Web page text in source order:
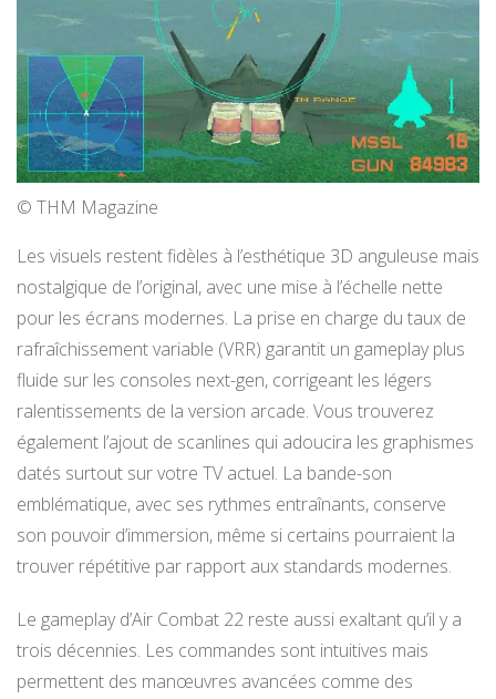
© THM Magazine
Les visuels restent fidèles à l’esthétique 3D anguleuse mais
nostalgique de l’original, avec une mise à l’échelle nette
pour les écrans modernes. La prise en charge du taux de
rafraîchissement variable (VRR) garantit un gameplay plus
fluide sur les consoles next-gen, corrigeant les légers
ralentissements de la version arcade. Vous trouverez
également l’ajout de scanlines qui adoucira les graphismes
datés surtout sur votre TV actuel. La bande-son
emblématique, avec ses rythmes entraînants, conserve
son pouvoir d’immersion, même si certains pourraient la
trouver répétitive par rapport aux standards modernes.
Le gameplay d’Air Combat 22 reste aussi exaltant qu’il y a
trois décennies. Les commandes sont intuitives mais
permettent des manœuvres avancées comme des